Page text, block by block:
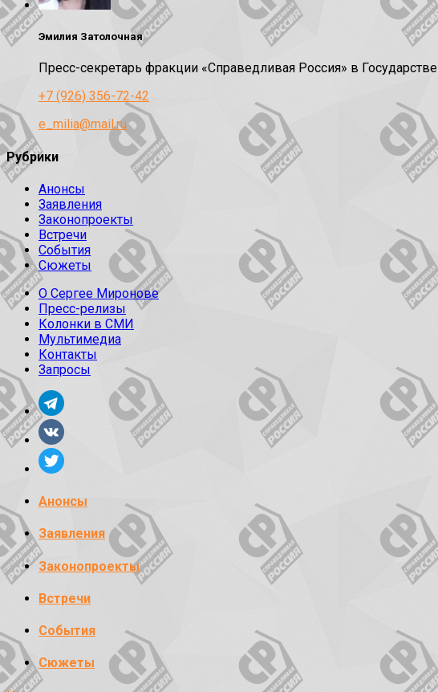
Эмилия Затолочная
Пресс-секретарь фракции «Справедливая Россия» в
+7 (926) 356-72-42
e_milia@mail.ru
Рубрики
Анонсы
Заявления
Законопроекты
Встречи
События
Сюжеты
О Сергее Миронове
Пресс-релизы
Колонки в СМИ
Мультимедиа
Контакты
Запросы
Анонсы
Заявления
Законопроекты
Встречи
События
Сюжеты